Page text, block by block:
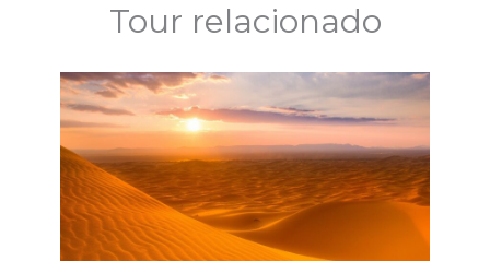
Tour relacionado